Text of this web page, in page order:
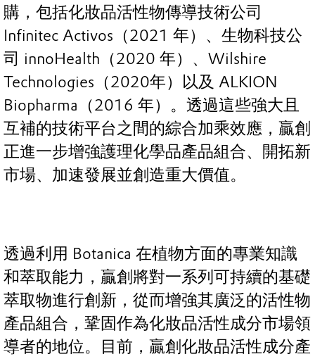
購，包括化妝品活性物傳導技術公司
Infinitec Activos（2021 年）、生物科技公
司 innoHealth（2020 年）、Wilshire
Technologies（2020年）以及 ALKION
Biopharma（2016 年）。透過這些強大且
互補的技術平台之間的綜合加乘效應，贏創
正進一步增強護理化學品產品組合、開拓新
市場、加速發展並創造重大價值。
透過利用 Botanica 在植物方面的專業知識
和萃取能力，贏創將對一系列可持續的基礎
萃取物進行創新，從而增強其廣泛的活性物
產品組合，鞏固作為化妝品活性成分市場領
導者的地位。目前，贏創化妝品活性成分產